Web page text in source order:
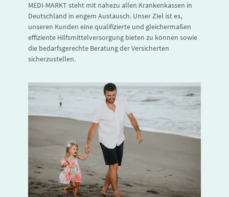
MEDI-MARKT steht mit nahezu allen Krankenkassen in
Deutschland in engem Austausch. Unser Ziel ist es,
unseren Kunden eine qualifizierte und gleichermaßen
effiziente Hilfsmittelversorgung bieten zu können sowie
die bedarfsgerechte Beratung der Versicherten
sicherzustellen.